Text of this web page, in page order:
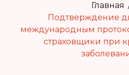
Главная
Подтверждение
международным
страховщики при